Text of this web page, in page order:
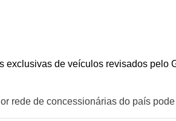
de veículos revisados pelo
rede de concessionárias do país